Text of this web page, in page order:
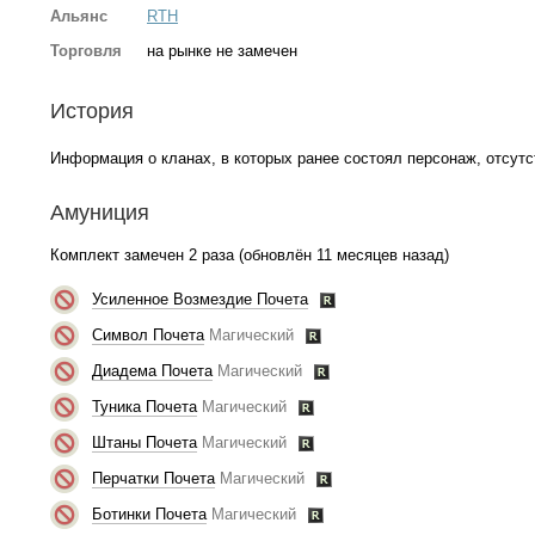
Альянс
RTH
Торговля
на рынке не замечен
История
Информация о кланах, в которых ранее состоял персонаж,
Амуниция
Комплект замечен 2 раза (обновлён 11 месяцев назад)
Усиленное Возмездие Почета
Символ Почета Магический
Диадема Почета Магический
Туника Почета Магический
Штаны Почета Магический
Перчатки Почета Магический
Ботинки Почета Магический